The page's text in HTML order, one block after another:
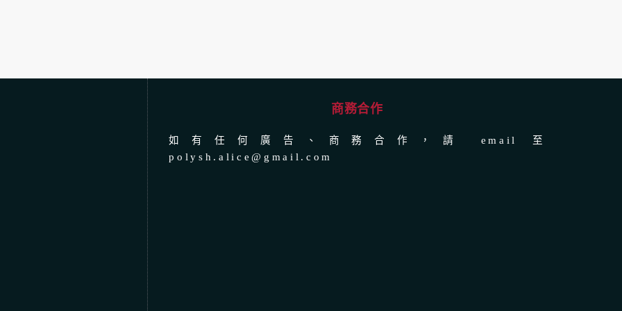
商務合作
如有任何廣告、商務合作，請 email 至
polysh.alice@gmail.com